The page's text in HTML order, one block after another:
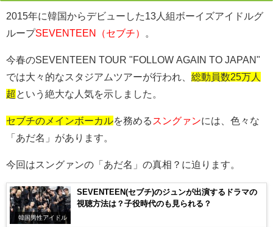
2015年に韓国からデビューした13人組ボーイズアイドルグ
ループSEVENTEEN（セブチ）
今春のSEVENTEEN TOUR "FOLLOW AGAIN TO JAPAN"
では大々的なスタジアムツアーが行われ、 総動員数25万人
超 という絶大な人気を示しました。
セブチのメインボーカルを務める スングァンには、色々な
「あだ名」があります。
今回はスングァンの「あだ名」の真相？に迫ります。
韓国男性アイドル
SEVENTEEN(セブチ)のジュンが出演するドラマの
視聴方法は？子役時代のも見られる？